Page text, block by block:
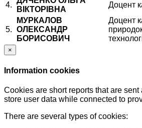
4.
ВІКТОРІВНА
Доцент
5.
МУРКАЛОВ
ОЛЕКСАНДР
БОРИСОВИЧ
Доцент
×
Information cookies
Cookies are short reports that are
store user data while connected to
There are several types of cookies: